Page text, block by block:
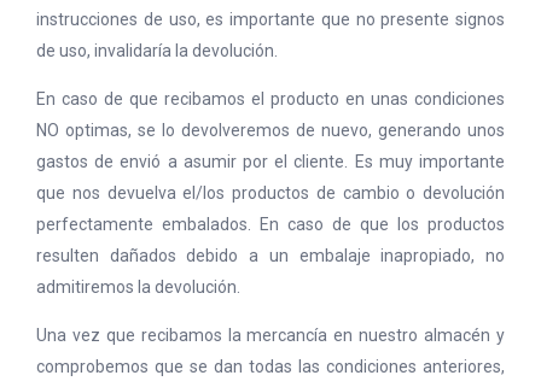
instrucciones de uso, es importante que no presente signos
de uso, invalidaría la devolución.
En caso de que recibamos el producto en unas condiciones
NO optimas, se lo devolveremos de nuevo, generando unos
gastos de envió a asumir por el cliente. Es muy importante
que nos devuelva el/los productos de cambio o devolución
perfectamente embalados. En caso de que los productos
resulten dañados debido a un embalaje inapropiado, no
admitiremos la devolución.
Una vez que recibamos la mercancía en nuestro almacén y
comprobemos que se dan todas las condiciones anteriores,